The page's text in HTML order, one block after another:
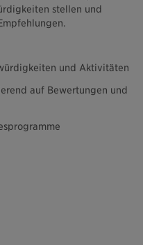
stellen und
und Aktivitäten
auf Bewertungen und